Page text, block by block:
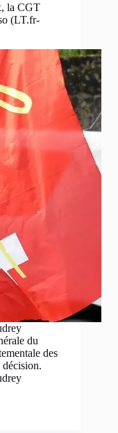
la CGT
(LT.fr-
du
des